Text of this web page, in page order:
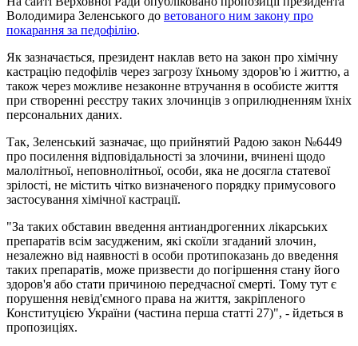
Володимира Зеленського до ветованого ним закону про
покарання за педофілію.
Як зазначається, президент наклав вето на закон про хімічну
кастрацію педофілів через загрозу їхньому здоров'ю і життю, а
також через можливе незаконне втручання в особисте життя
при створенні реєстру таких злочинців з оприлюдненням їхніх
персональних даних.
Так, Зеленський зазначає, що прийнятий Радою закон №6449
про посилення відповідальності за злочини, вчинені щодо
малолітньої, неповнолітньої, особи, яка не досягла статевої
зрілості, не містить чітко визначеного порядку примусового
застосування хімічної кастрації.
"За таких обставин введення антиандрогенних лікарських
препаратів всім засудженим, які скоїли згаданий злочин,
незалежно від наявності в особи протипоказань до введення
таких препаратів, може призвести до погіршення стану його
здоров'я або стати причиною передчасної смерті. Тому тут є
порушення невід'ємного права на життя, закріпленого
Конституцією України (частина перша статті 27)", - йдеться в
пропозиціях.